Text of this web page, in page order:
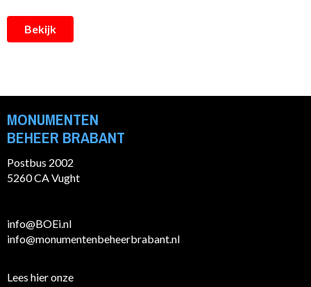
Bekijk
MONUMENTEN
BEHEER BRABANT
Postbus 2002
5260 CA Vught
info@BOEi.nl
info@monumentenbeheerbrabant.nl
Lees hier onze